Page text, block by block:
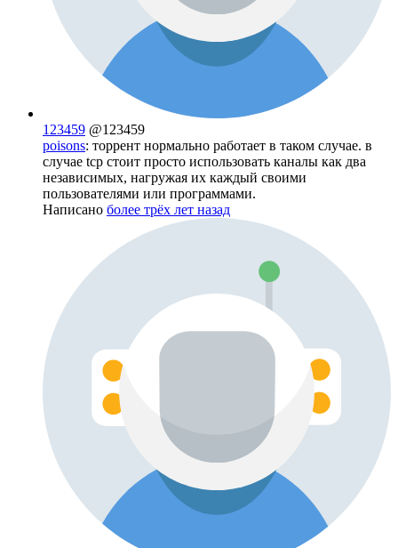
123459 @123459
poisons: торрент нормально работает в таком случае. в
случае tcp стоит просто использовать каналы как два
независимых, нагружая их каждый своими
пользователями или программами.
Написано более трёх лет назад